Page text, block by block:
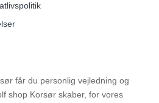
får du personlig vejledning og
shop Korsør skaber, for vores